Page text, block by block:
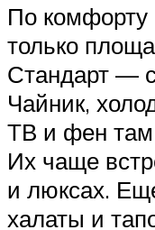
По комфорту
только
Стандарт —
Чайник,
ТВ и фен там
Их чаще
и люксах.
халаты и